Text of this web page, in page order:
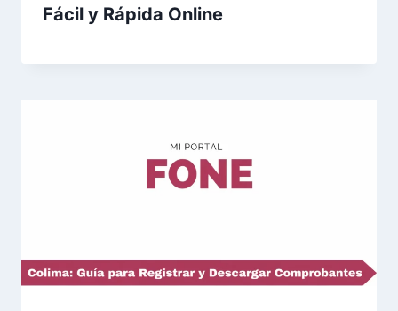
Fácil y Rápida Online